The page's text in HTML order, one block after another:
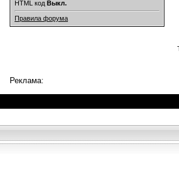
HTML код Выкл.
Правила форума
Реклама: